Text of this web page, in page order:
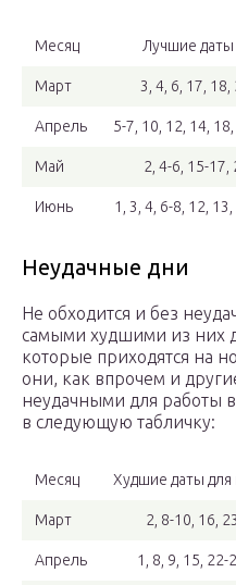
Месяц Лучшие даты
Март 3, 4, 6, 17,
Апрель 5-7, 10, 12, 14,
Май 2, 4-6, 15-17,
Июнь 1, 3, 4, 6-8, 12,
Неудачные дни
Не обходится и без
самыми худшими из них
которые приходятся на
они, как впрочем и
неудачными для работы
в следующую табличку:
Месяц Худшие даты для
Март 2, 8-10, 16,
Апрель 1, 8, 9, 15, 22-